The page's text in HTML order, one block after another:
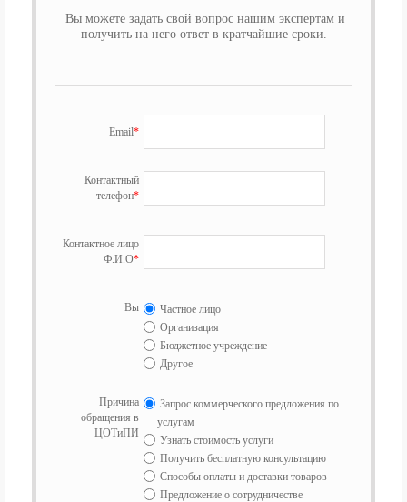
Вы можете задать свой вопрос нашим экспертам и
получить на него ответ в кратчайшие сроки.
Email*
Контактный
телефон*
Контактное лицо
Ф.И.О*
Вы
Частное лицо
Организация
Бюджетное учреждение
Другое
Причина
обращения в
ЦОТиПИ
Запрос коммерческого предложения по
услугам
Узнать стоимость услуги
Получить бесплатную консультацию
Способы оплаты и доставки товаров
Предложение о сотрудничестве